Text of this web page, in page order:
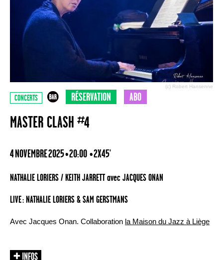
(c) Robert Hansenne
CONCERTS RÉSERVATION ABO
MASTER CLASH #4
4 NOVEMBRE 2025 • 20:00 • 2X45'
NATHALIE LORIERS / KEITH JARRETT avec JACQUES ONAN
LIVE : NATHALIE LORIERS & SAM GERSTMANS
Avec Jacques Onan. Collaboration la Maison du Jazz à Liège